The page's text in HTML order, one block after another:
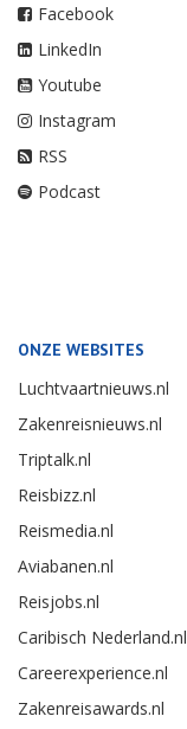
Facebook
LinkedIn
Youtube
Instagram
RSS
Podcast
ONZE WEBSITES
Luchtvaartnieuws.nl
Zakenreisnieuws.nl
Triptalk.nl
Reisbizz.nl
Reismedia.nl
Aviabanen.nl
Reisjobs.nl
Caribisch Nederland.nl
Careerexperience.nl
Zakenreisawards.nl